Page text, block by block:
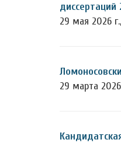
диссертаций
29 мая 2026
29 марта 2026